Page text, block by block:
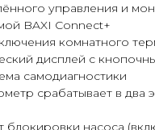
управления и
BAXI Connect+
комнатного
дисплей с
самодиагностики
срабатывает в два
блокировки насоса